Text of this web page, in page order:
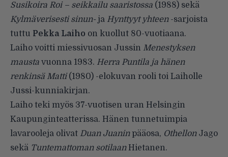
Susikoira Roi – seikkailu saaristossa (1988) sekä
Kylmäverisesti sinun- ja Hynttyyt yhteen-sarjoista
tuttu Pekka Laiho on kuollut 80-vuotiaana.
Laiho voitti miessivuosan Jussin Menestyksen
mausta vuonna 1983. Herra Puntila ja hänen
renkinsä Matti(1980) -elokuvan rooli toi Laiholle
Jussi-kunniakirjan.
Laiho teki myös 37-vuotisen uran Helsingin
Kaupunginteatterissa. Hänen tunnetuimpia
lavarooleja olivat Duan Juaninpääosa, OthellonJago
sekä Tuntemattoman sotilaanHietanen.